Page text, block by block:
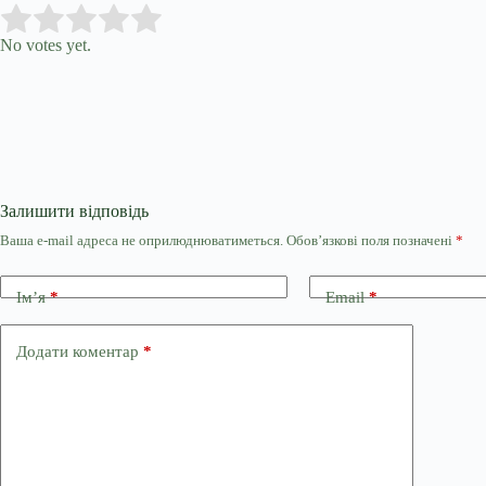
Rate this item:
No votes yet.
Залишити відповідь
Ваша e-mail адреса не оприлюднюватиметься. Обов’язкові поля позначені *
Ім’я* Email*
Додати коментар *